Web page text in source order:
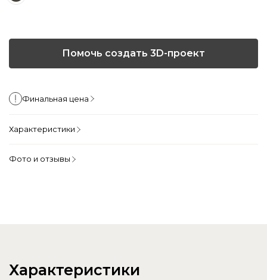
Помочь создать 3D-проект
Финальная цена
Характеристики
Фото и отзывы
Характеристики